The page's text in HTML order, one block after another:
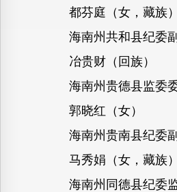
都芬庭（女，藏族）
海南州共和县纪委
冶贵财（回族）
海南州贵德县监委
郭晓红（女）
海南州贵南县纪委
马秀娟（女，藏族）
海南州同德县纪委